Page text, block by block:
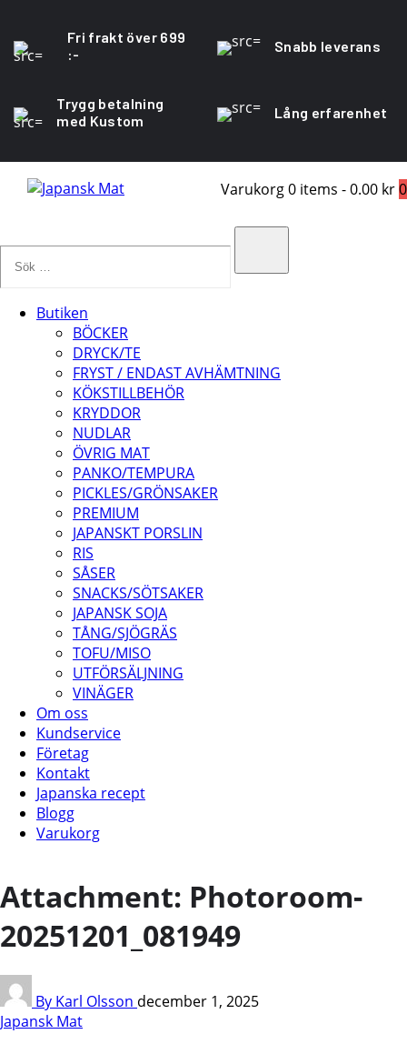
Fri frakt över 699
:-
Snabb leverans
Trygg betalning
med Kustom
Lång erfarenhet
Varukorg0 items -0.00 kr0
Butiken
BÖCKER
DRYCK/TE
FRYST / ENDAST AVHÄMTNING
KÖKSTILLBEHÖR
KRYDDOR
NUDLAR
ÖVRIG MAT
PANKO/TEMPURA
PICKLES/GRÖNSAKER
PREMIUM
JAPANSKT PORSLIN
RIS
SÅSER
SNACKS/SÖTSAKER
JAPANSK SOJA
TÅNG/SJÖGRÄS
TOFU/MISO
UTFÖRSÄLJNING
VINÄGER
Om oss
Kundservice
Företag
Kontakt
Japanska recept
Blogg
Varukorg
Attachment: Photoroom-
20251201_081949
By Karl Olsson december 1, 2025
Japansk Mat